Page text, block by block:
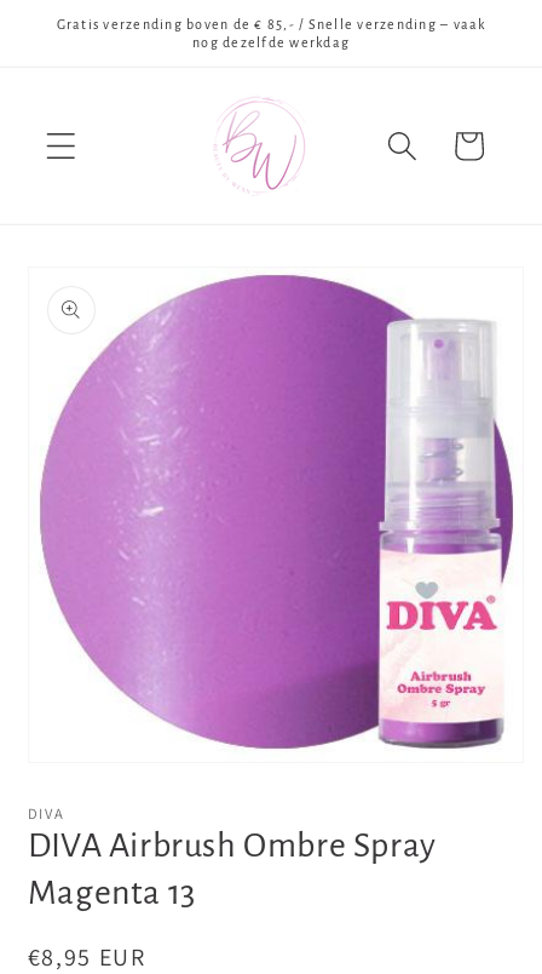
naar de
Gratis verzending boven de € 85,- / Snelle verzending – vaak
nog dezelfde werkdag
Winkelwagen
openen
in
modaal
DIVA
DIVA Airbrush Ombre Spray
Magenta 13
Normale
€8,95 EUR